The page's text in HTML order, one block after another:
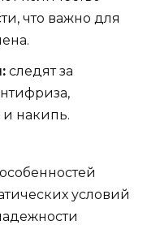
что важно для
следят за
накипь.
условий